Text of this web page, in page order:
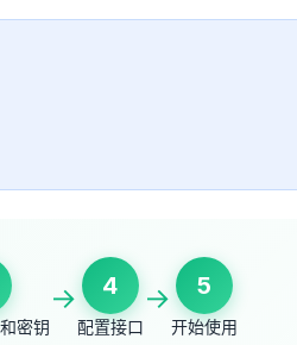
密钥
→ 4
配置接口
→ 5
开始使用